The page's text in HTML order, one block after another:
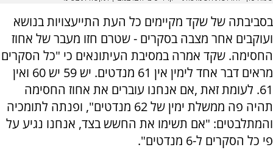
בסביבתה של שקד מקיימים כל העת התייעצויות בנושא
ועוקבים אחר מצבה בסקרים - שטרם חזו מעבר של אחוז
החסימה. שקד אמרה במסיבת העיתונאים כי "כל הסקרים
מראים דבר אחד לימין אין 61 מנדטים. יש 59 יש 60 ואין
61. לעומת זאת ,אם אנחנו עוברים את אחוז החסימה
תהיה פה ממשלת ימין של 62 מנדטים", ופנתה לתומכיה
והמתלבטים: "אם תשימו את החשש בצד, אנחנו נגיע על
פי כל הסקרים ל-6 מנדטים".